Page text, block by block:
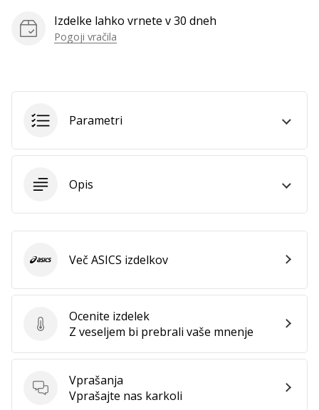
Prikaži
vse
članke
Izdelke lahko vrnete v 30 dneh
Pogoji vračila
Parametri
Opis
Ocenite izdelek
Ocenite izdelek
Z veseljem bi prebrali vaše mnenje
Vprašanja
Vprašanja
Vprašajte nas karkoli
ASICS Več ASICS izdelkov